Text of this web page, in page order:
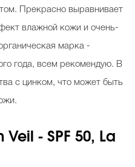
Прекрасно выравнивает
влажной кожи и очень-
марка -
года, всем рекомендую. В
с цинком, что может быть
- SPF 50, La